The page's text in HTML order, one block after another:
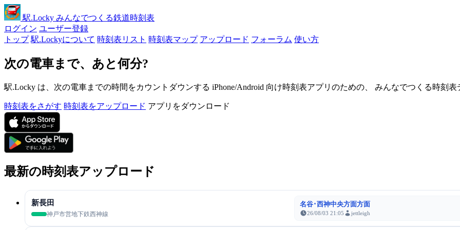
駅.Locky みんなでつくる鉄道時刻表
ログイン ユーザー登録
トップ 駅.Lockyについて 時刻表リスト 時刻表マップ アップロード フォーラム 使い方
次の電車まで、あと何分?
駅.Locky は、次の電車までの時間をカウントダウンする iPhone/Android 向け時刻表アプリのための、 みんなでつくる時刻表
時刻表をさがす 時刻表をアップロード アプリをダウンロード
最新の時刻表アップロード
新長田
神戸市営地下鉄西神線
名谷･西神中央方面方面
26/08/03 21:05 jettleigh